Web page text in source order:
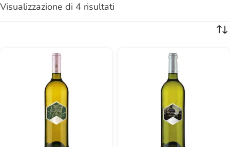
Visualizzazione di 4 risultati